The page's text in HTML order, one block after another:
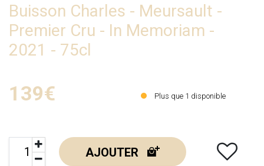
Buisson Charles - Meursault -
Premier Cru - In Memoriam -
2021 - 75cl
139€ Plus que 1 disponible
AJOUTER